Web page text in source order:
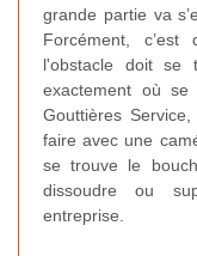
grande partie va
Forcément,
l'obstacle doit se
exactement où se
Gouttières
faire avec une
se trouve le
dissoudre ou
entreprise.